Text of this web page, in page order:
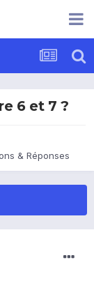
6 et 7 ?
& Réponses